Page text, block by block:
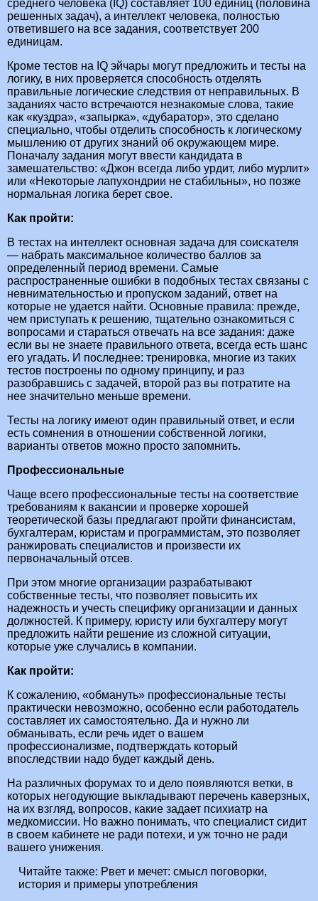
среднего человека (IQ) составляет 100 единиц (половина
решенных задач), а интеллект человека, полностью
ответившего на все задания, соответствует 200
единицам.
Кроме тестов на IQ эйчары могут предложить и тесты на
логику, в них проверяется способность отделять
правильные логические следствия от неправильных. В
заданиях часто встречаются незнакомые слова, такие
как «куздра», «запырка», «дубаратор», это сделано
специально, чтобы отделить способность к логическому
мышлению от других знаний об окружающем мире.
Поначалу задания могут ввести кандидата в
замешательство: «Джон всегда либо урдит, либо мурлит»
или «Некоторые лапухондрии не стабильны», но позже
нормальная логика берет свое.
Как пройти:
В тестах на интеллект основная задача для соискателя
— набрать максимальное количество баллов за
определенный период времени. Самые
распространенные ошибки в подобных тестах связаны с
невнимательностью и пропуском заданий, ответ на
которые не удается найти. Основные правила: прежде,
чем приступать к решению, тщательно ознакомиться с
вопросами и стараться отвечать на все задания: даже
если вы не знаете правильного ответа, всегда есть шанс
его угадать. И последнее: тренировка, многие из таких
тестов построены по одному принципу, и раз
разобравшись с задачей, второй раз вы потратите на
нее значительно меньше времени.
Тесты на логику имеют один правильный ответ, и если
есть сомнения в отношении собственной логики,
варианты ответов можно просто запомнить.
Профессиональные
Чаще всего профессиональные тесты на соответствие
требованиям к вакансии и проверке хорошей
теоретической базы предлагают пройти финансистам,
бухгалтерам, юристам и программистам, это позволяет
ранжировать специалистов и произвести их
первоначальный отсев.
При этом многие организации разрабатывают
собственные тесты, что позволяет повысить их
надежность и учесть специфику организации и данных
должностей. К примеру, юристу или бухгалтеру могут
предложить найти решение из сложной ситуации,
которые уже случались в компании.
Как пройти:
К сожалению, «обмануть» профессиональные тесты
практически невозможно, особенно если работодатель
составляет их самостоятельно. Да и нужно ли
обманывать, если речь идет о вашем
профессионализме, подтверждать который
впоследствии надо будет каждый день.
На различных форумах то и дело появляются ветки, в
которых негодующие выкладывают перечень каверзных,
на их взгляд, вопросов, какие задает психиатр на
медкомиссии. Но важно понимать, что специалист сидит
в своем кабинете не ради потехи, и уж точно не ради
вашего унижения.
Читайте также: Рвет и мечет: смысл поговорки,
история и примеры употребления